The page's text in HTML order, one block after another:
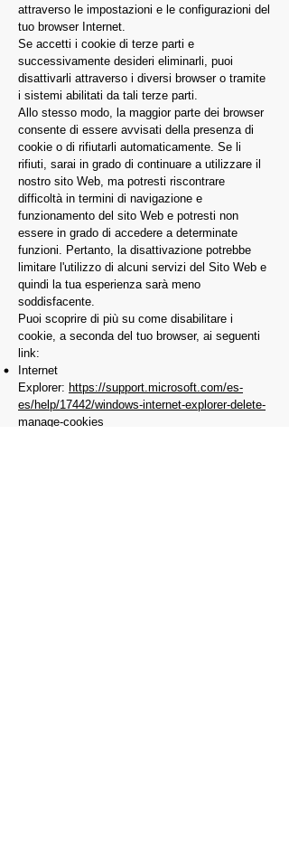
attraverso le impostazioni e le configurazioni del
tuo browser Internet.
Se accetti i cookie di terze parti e
successivamente desideri eliminarli, puoi
disattivarli attraverso i diversi browser o tramite
i sistemi abilitati da tali terze parti.
Allo stesso modo, la maggior parte dei browser
consente di essere avvisati della presenza di
cookie o di rifiutarli automaticamente. Se li
rifiuti, sarai in grado di continuare a utilizzare il
nostro sito Web, ma potresti riscontrare
difficoltà in termini di navigazione e
funzionamento del sito Web e potresti non
essere in grado di accedere a determinate
funzioni. Pertanto, la disattivazione potrebbe
limitare l'utilizzo di alcuni servizi del Sito Web e
quindi la tua esperienza sarà meno
soddisfacente.
Puoi scoprire di più su come disabilitare i
cookie, a seconda del tuo browser, ai seguenti
link:
Internet
Explorer: https://support.microsoft.com/es-
es/help/17442/windows-internet-explorer-delete-
manage-cookies